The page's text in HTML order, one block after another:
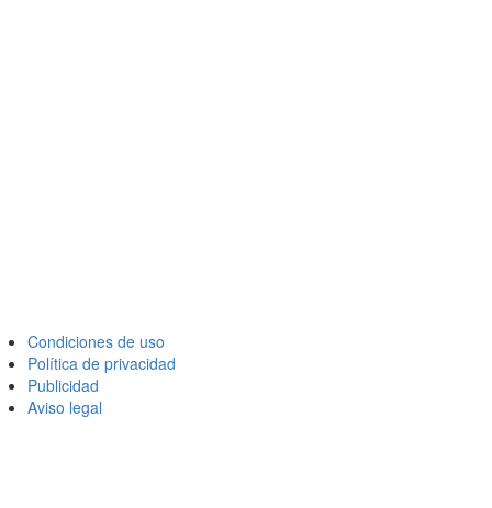
Condiciones de uso
Política de privacidad
Publicidad
Aviso legal